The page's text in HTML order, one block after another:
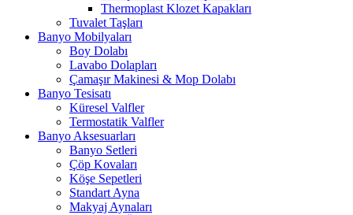
Thermoplast Klozet Kapakları
Tuvalet Taşları
Banyo Mobilyaları
Boy Dolabı
Lavabo Dolapları
Çamaşır Makinesi & Mop Dolabı
Banyo Tesisatı
Küresel Valfler
Termostatik Valfler
Banyo Aksesuarları
Banyo Setleri
Çöp Kovaları
Köşe Sepetleri
Standart Ayna
Makyaj Aynaları